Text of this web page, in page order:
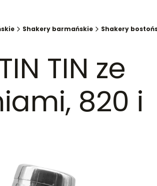
Shakery barmańskie Shakery
TIN ze
820 i